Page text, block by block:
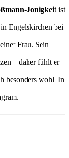
Jonigkeit ist
Engelskirchen bei
Frau. Sein
– daher fühlt er
besonders wohl. In